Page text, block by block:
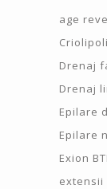
age
Drenaj
Drenaj
Epilare
Epilare
Exion
extensii